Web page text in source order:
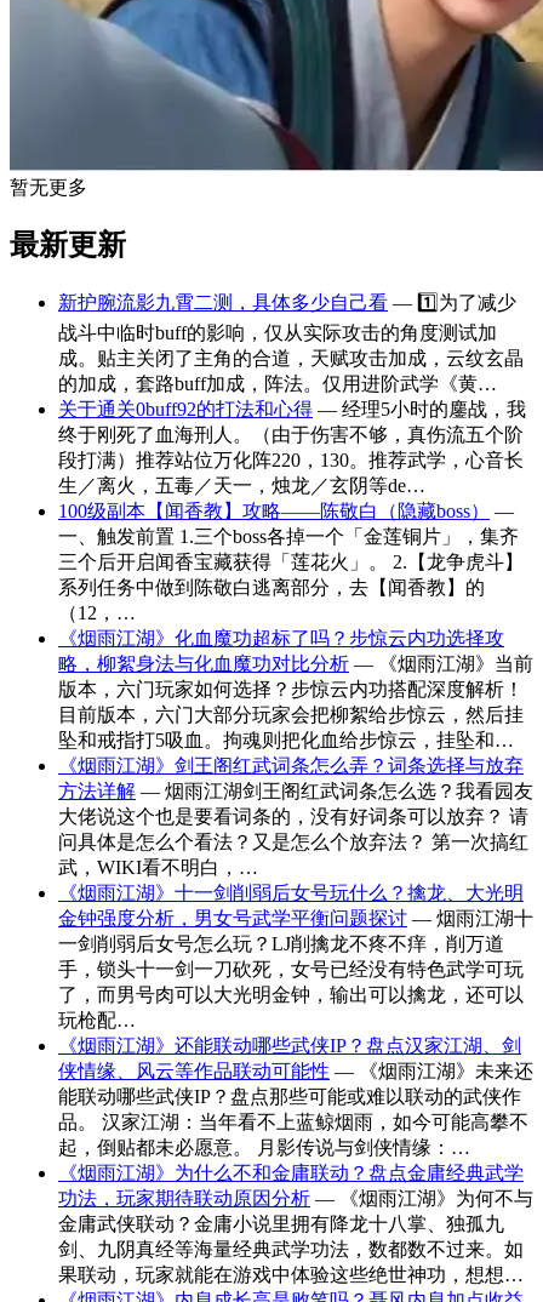
暂无更多
最新更新
新护腕流影九霄二测，具体多少自己看 — 1️⃣为了减少
战斗中临时buff的影响，仅从实际攻击的角度测试加
成。贴主关闭了主角的合道，天赋攻击加成，云纹玄晶
的加成，套路buff加成，阵法。仅用进阶武学《黄…
关于通关0buff92的打法和心得 — 经理5小时的鏖战，我
终于刚死了血海刑人。（由于伤害不够，真伤流五个阶
段打满）推荐站位万化阵220，130。推荐武学，心音长
生／离火，五毒／天一，烛龙／玄阴等de…
100级副本【闻香教】攻略——陈敬白（隐藏boss）
—
一、触发前置 1.三个boss各掉一个「金莲铜片」，集齐
三个后开启闻香宝藏获得「莲花火」。 2.【龙争虎斗】
系列任务中做到陈敬白逃离部分，去【闻香教】的
（12，…
《烟雨江湖》化血魔功超标了吗？步惊云内功选择攻
略，柳絮身法与化血魔功对比分析 — 《烟雨江湖》当前
版本，六门玩家如何选择？步惊云内功搭配深度解析！
目前版本，六门大部分玩家会把柳絮给步惊云，然后挂
坠和戒指打5吸血。拘魂则把化血给步惊云，挂坠和…
《烟雨江湖》剑王阁红武词条怎么弄？词条选择与放弃
方法详解 — 烟雨江湖剑王阁红武词条怎么选？我看园友
大佬说这个也是要看词条的，没有好词条可以放弃？ 请
问具体是怎么个看法？又是怎么个放弃法？ 第一次搞红
武，WIKI看不明白，…
《烟雨江湖》十一剑削弱后女号玩什么？擒龙、大光明
金钟强度分析，男女号武学平衡问题探讨 — 烟雨江湖十
一剑削弱后女号怎么玩？LJ削擒龙不疼不痒，削万道
手，锁头十一剑一刀砍死，女号已经没有特色武学可玩
了，而男号肉可以大光明金钟，输出可以擒龙，还可以
玩枪配…
《烟雨江湖》还能联动哪些武侠IP？盘点汉家江湖、剑
侠情缘、风云等作品联动可能性 — 《烟雨江湖》未来还
能联动哪些武侠IP？盘点那些可能或难以联动的武侠作
品。 汉家江湖：当年看不上蓝鲸烟雨，如今可能高攀不
起，倒贴都未必愿意。 月影传说与剑侠情缘：…
《烟雨江湖》为什么不和金庸联动？盘点金庸经典武学
功法，玩家期待联动原因分析 — 《烟雨江湖》为何不与
金庸武侠联动？金庸小说里拥有降龙十八掌、独孤九
剑、九阴真经等海量经典武学功法，数都数不过来。如
果联动，玩家就能在游戏中体验这些绝世神功，想想…